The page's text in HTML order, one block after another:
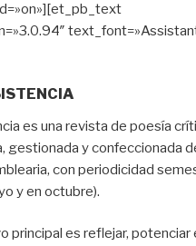
es una revista de poesía
gestionada y confeccionada
con periodicidad
y en octubre).
principal es reflejar, potenciar